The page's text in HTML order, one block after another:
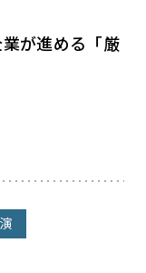
が進める「厳